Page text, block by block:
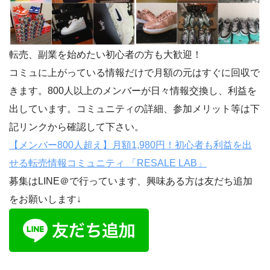
転売、副業を始めたい初心者の方も大歓迎！
コミュに上がっている情報だけで月額の元はすぐに回収で
きます。800人以上のメンバーが日々情報交換し、利益を
出しています。コミュニティの詳細、参加メリット等は下
記リンクから確認して下さい。
【メンバー800人超え】月額1,980円！初心者も利益を出
せる転売情報コミュニティ 「RESALE LAB」
募集はLINE＠で行っています、興味ある方は友だち追加
をお願いします↓